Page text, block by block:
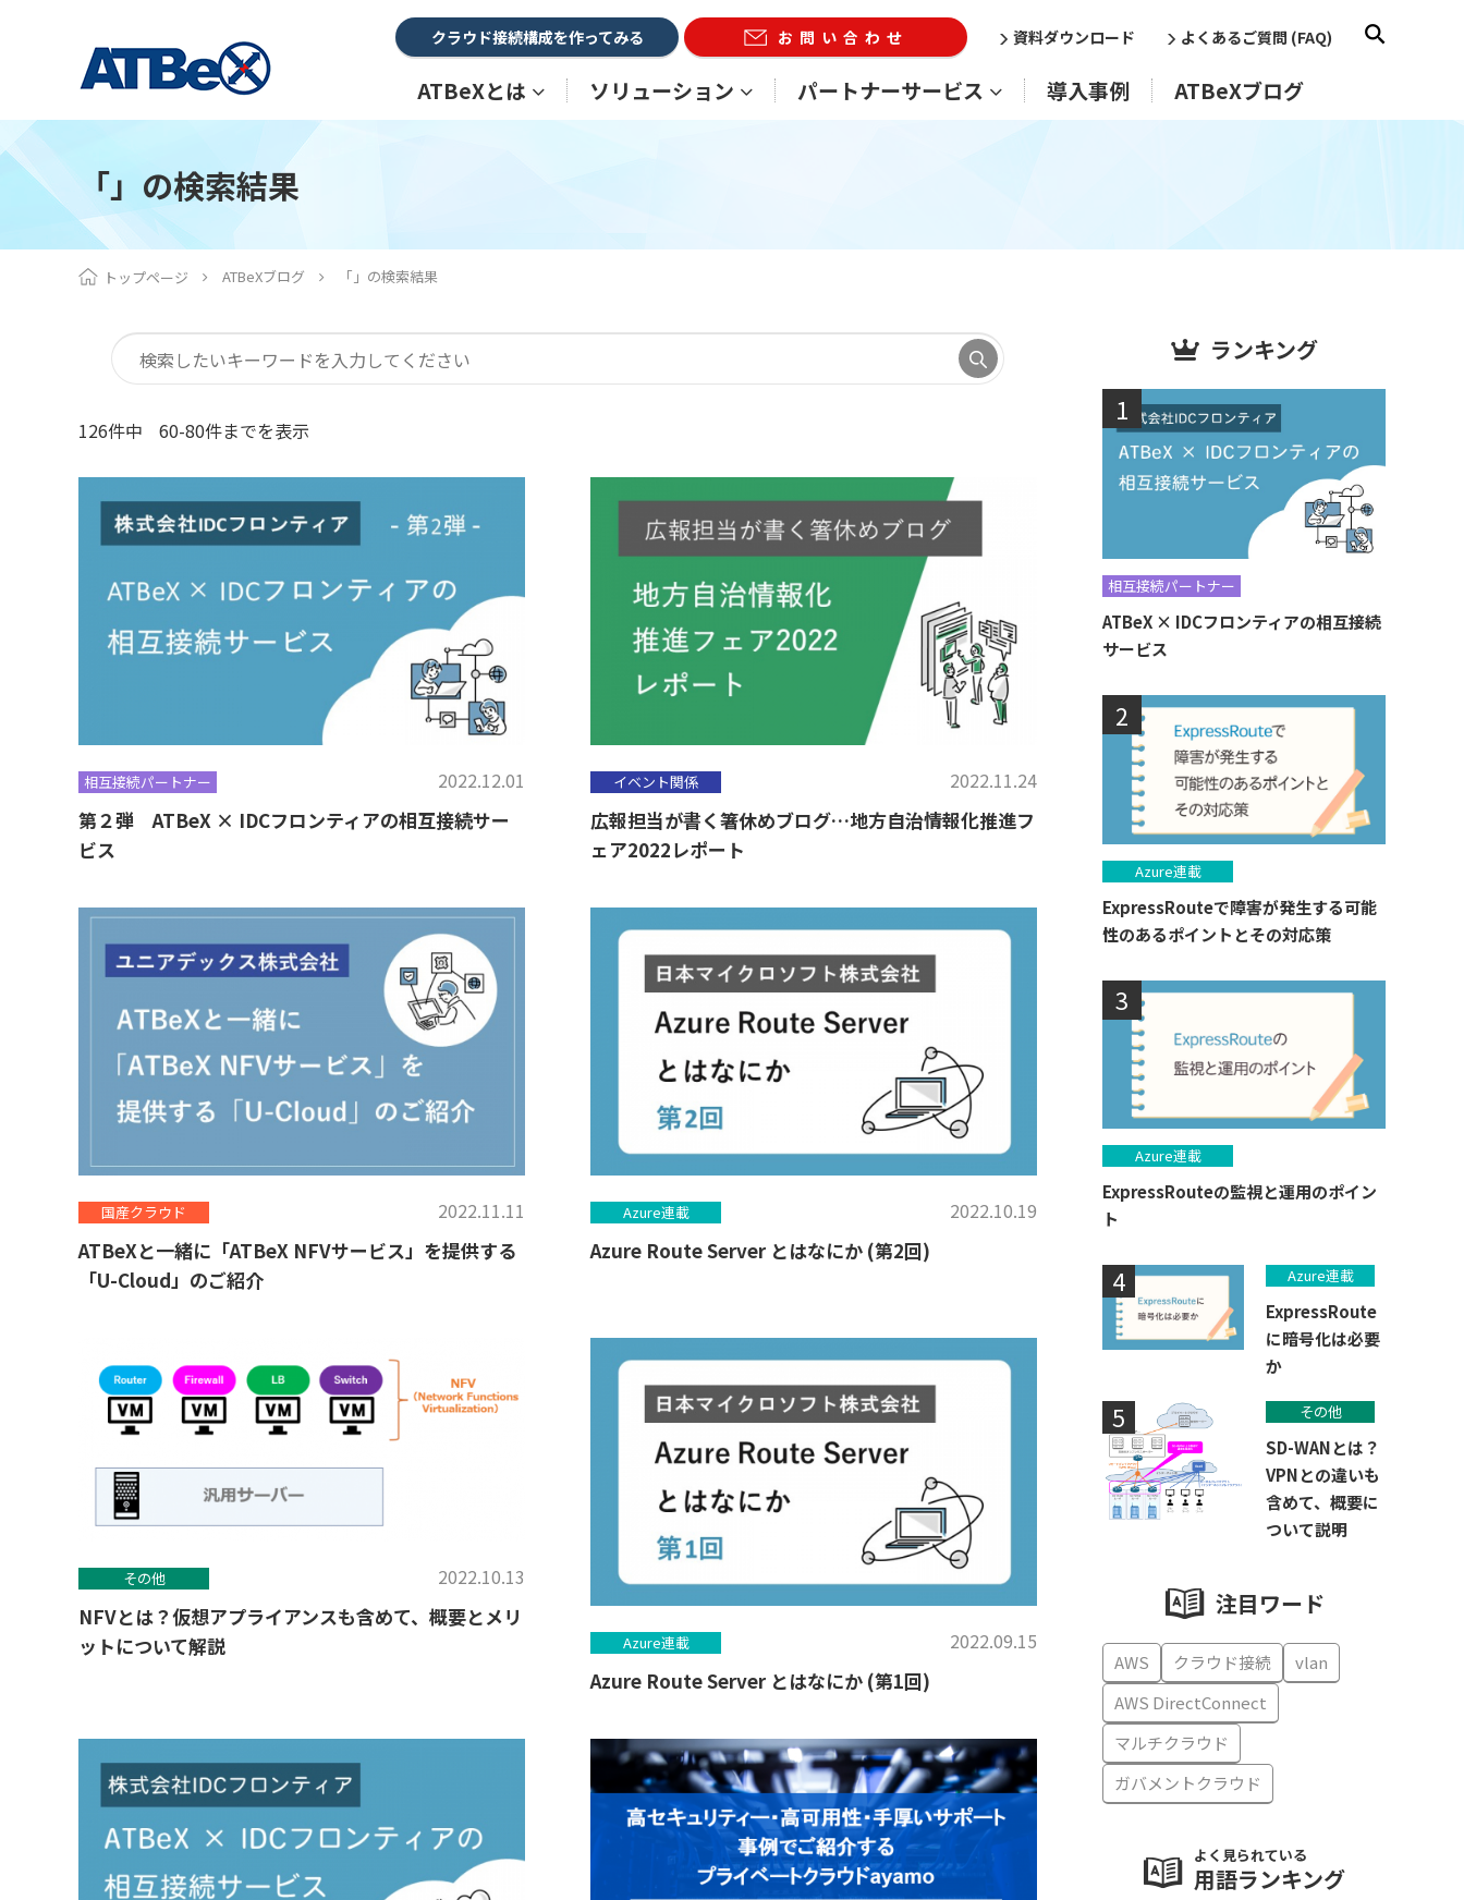
クラウド接続構成を作ってみる お問い合わせ 資料ダウンロード よくあるご質問 (FAQ)
ATBeXとは ソリューション パートナーサービス 導入事例 ATBeXブログ
「」の検索結果
トップページ ATBeXブログ 「」の検索結果
126件中 60-80件までを表示
相互接続パートナー 2022.12.01
第２弾 ATBeX × IDCフロンティアの相互接続サー
ビス
イベント関係 2022.11.24
広報担当が書く箸休めブログ…地方自治情報化推進フ
ェア2022レポート
国産クラウド 2022.11.11
ATBeXと一緒に「ATBeX NFVサービス」を提供する
「U-Cloud」のご紹介
Azure連載 2022.10.19
Azure Route Server とはなにか (第2回)
その他 2022.10.13
NFVとは？仮想アプライアンスも含めて、概要とメリ
ットについて解説
Azure連載 2022.09.15
Azure Route Server とはなにか (第1回)
ランキング
相互接続パートナー
ATBeX × IDCフロンティアの相互接続
サービス
Azure連載
ExpressRouteで障害が発生する可能
性のあるポイントとその対応策
Azure連載
ExpressRouteの監視と運用のポイン
ト
Azure連載
ExpressRoute
に暗号化は必要
か
その他
SD-WANとは？
VPNとの違いも
含めて、概要に
ついて説明
注目ワード
AWS クラウド接続
vlan
AWS DirectConnect
マルチクラウド
ガバメントクラウド
よく見られている
用語ランキング